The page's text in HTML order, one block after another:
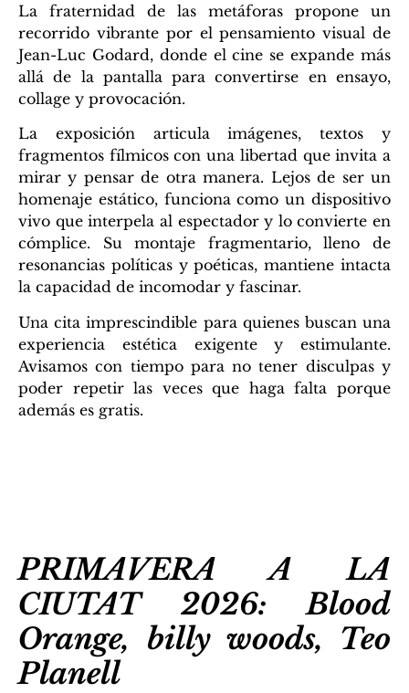
La fraternidad de las metáforas propone un
recorrido vibrante por el pensamiento visual de
Jean-Luc Godard, donde el cine se expande más
allá de la pantalla para convertirse en ensayo,
collage y provocación.
La exposición articula imágenes, textos y
fragmentos fílmicos con una libertad que invita a
mirar y pensar de otra manera. Lejos de ser un
homenaje estático, funciona como un dispositivo
vivo que interpela al espectador y lo convierte en
cómplice. Su montaje fragmentario, lleno de
resonancias políticas y poéticas, mantiene intacta
la capacidad de incomodar y fascinar.
Una cita imprescindible para quienes buscan una
experiencia estética exigente y estimulante.
Avisamos con tiempo para no tener disculpas y
poder repetir las veces que haga falta porque
además es gratis.
PRIMAVERA A LA
CIUTAT 2026: Blood
Orange, billy woods, Teo
Planell